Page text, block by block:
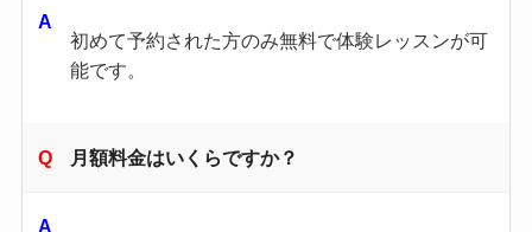
初めて予約された方のみ無料で体験レッスンが可
能です。
月額料金はいくらですか？